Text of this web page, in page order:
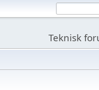
Teknisk